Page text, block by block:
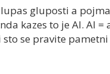
gluposti a
kazes to je AI. AI
sto se pravite